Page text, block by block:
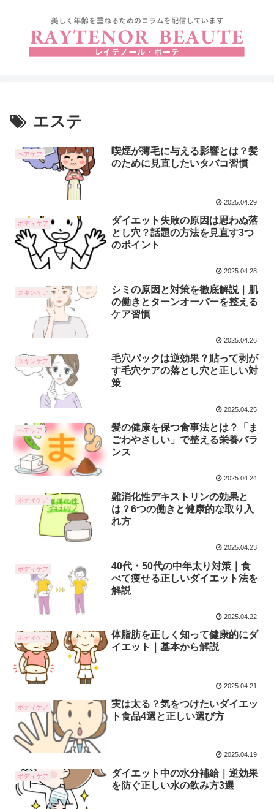
エステ
ヘアケア
喫煙が薄毛に与える影響とは？髪
のために見直したいタバコ習慣
2025.04.29
ボディケア
ダイエット失敗の原因は思わぬ落
とし穴？話題の方法を見直す3つ
のポイント
2025.04.28
スキンケア
シミの原因と対策を徹底解説｜肌
の働きとターンオーバーを整える
ケア習慣
2025.04.26
スキンケア
毛穴パックは逆効果？貼って剥が
す毛穴ケアの落とし穴と正しい対
策
2025.04.25
ヘアケア
髪の健康を保つ食事法とは？「ま
ごわやさしい」で整える栄養バラ
ンス
2025.04.24
ボディケア
難消化性デキストリンの効果と
は？6つの働きと健康的な取り入
れ方
2025.04.23
ボディケア
40代・50代の中年太り対策｜食
べて痩せる正しいダイエット法を
解説
2025.04.22
ボディケア
体脂肪を正しく知って健康的にダ
イエット｜基本から解説
2025.04.21
ボディケア
実は太る？気をつけたいダイエッ
ト食品4選と正しい選び方
2025.04.19
ボディケア
ダイエット中の水分補給｜逆効果
を防ぐ正しい水の飲み方3選